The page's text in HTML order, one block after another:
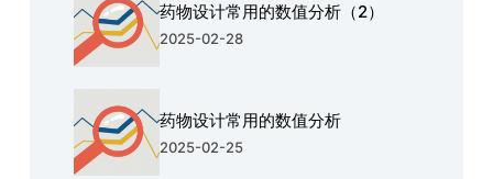
药物设计常用的数值分析（2）
2025-02-28
药物设计常用的数值分析
2025-02-25